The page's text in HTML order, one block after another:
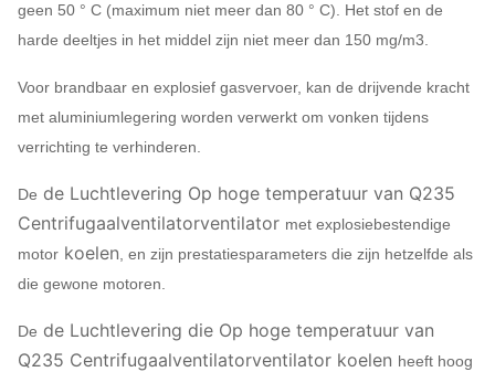
geen 50 ° C (maximum niet meer dan 80 ° C). Het stof en de
harde deeltjes in het middel zijn niet meer dan 150 mg/m3.
Voor brandbaar en explosief gasvervoer, kan de drijvende kracht
met aluminiumlegering worden verwerkt om vonken tijdens
verrichting te verhinderen.
De de Luchtlevering Op hoge temperatuur van Q235
Centrifugaalventilatorventilator met explosiebestendige
motor koelen , en zijn prestatiesparameters die zijn hetzelfde als
die gewone motoren.
De de Luchtlevering die Op hoge temperatuur van
Q235 Centrifugaalventilatorventilator koelen heeft hoog